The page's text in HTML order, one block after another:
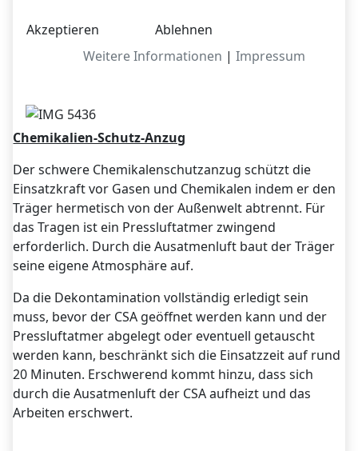
Chemikalien-Schutz-Anzug
Der schwere Chemikalenschutzanzug schützt die
Einsatzkraft vor Gasen und Chemikalen indem er den
Träger hermetisch von der Außenwelt abtrennt. Für
das Tragen ist ein Pressluftatmer zwingend
erforderlich. Durch die Ausatmenluft baut der Träger
seine eigene Atmosphäre auf.
Da die Dekontamination vollständig erledigt sein
muss, bevor der CSA geöffnet werden kann und der
Pressluftatmer abgelegt oder eventuell getauscht
werden kann, beschränkt sich die Einsatzzeit auf rund
20 Minuten. Erschwerend kommt hinzu, dass sich
durch die Ausatmenluft der CSA aufheizt und das
Arbeiten erschwert.
Akzeptieren
Ablehnen
Weitere Informationen | Impressum